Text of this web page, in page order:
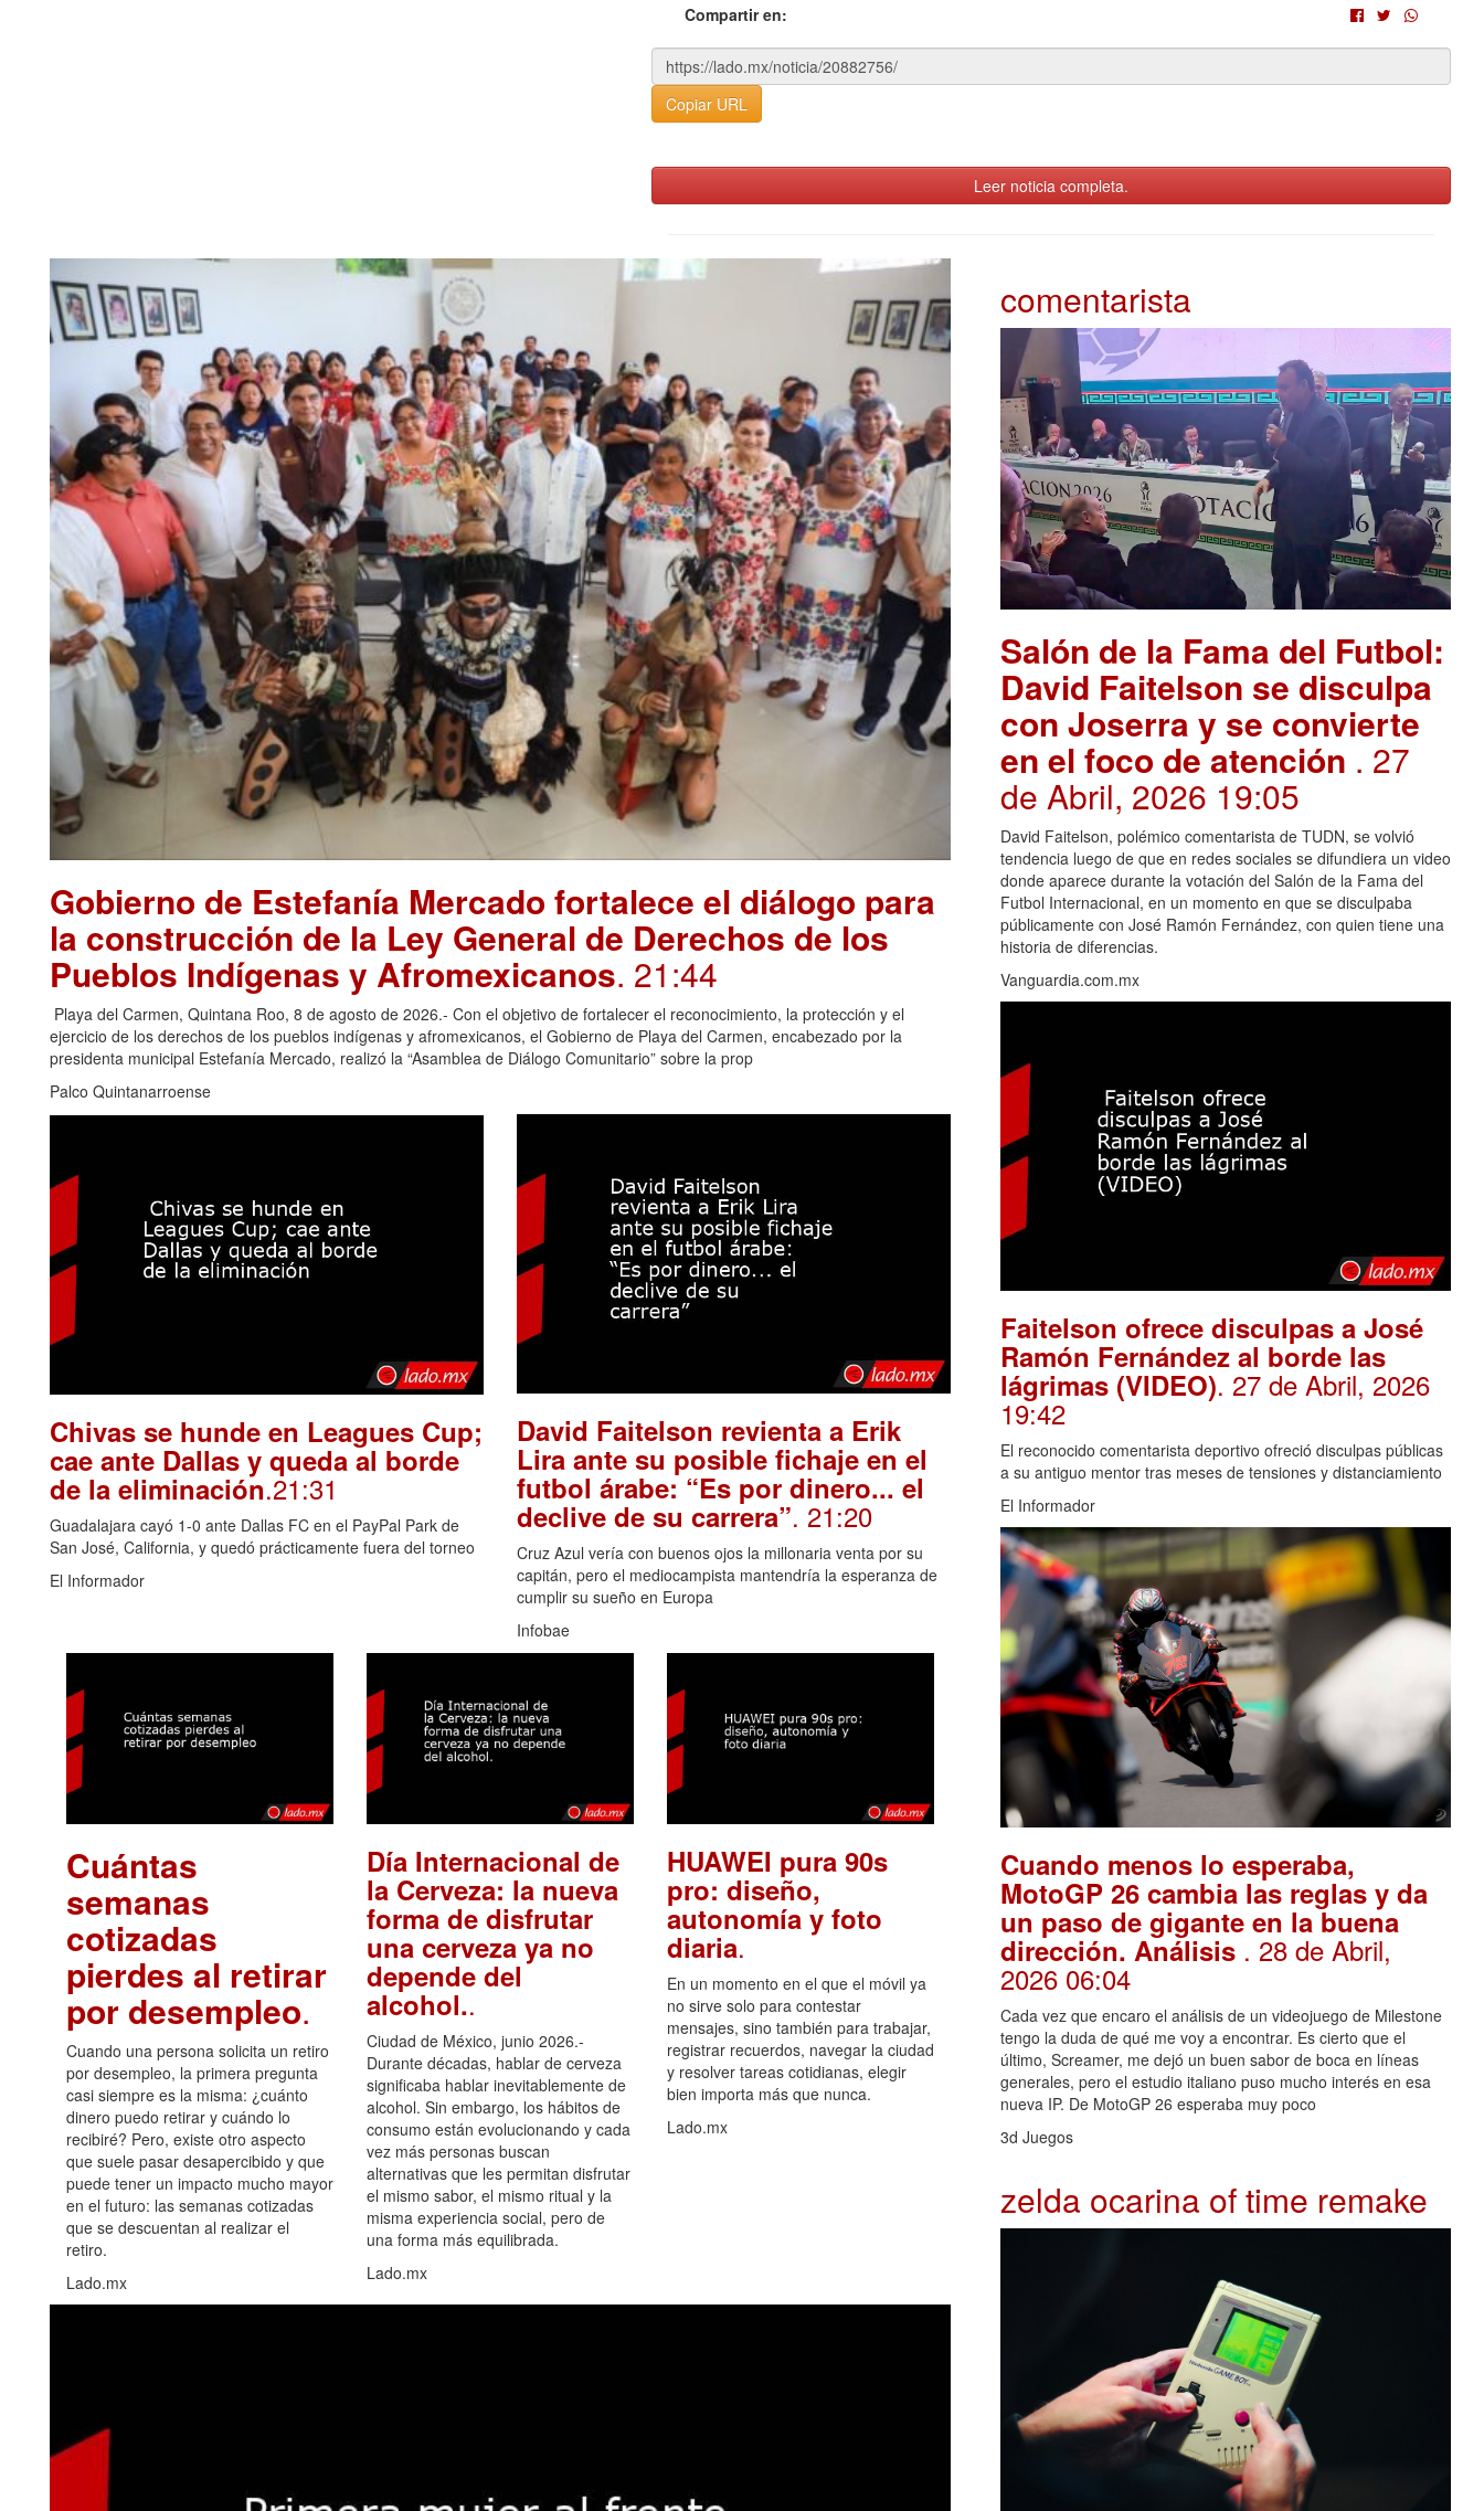
Compartir en:
Copiar URL
Leer noticia completa.
Gobierno de Estefanía Mercado fortalece el diálogo para
la construcción de la Ley General de Derechos de los
Pueblos Indígenas y Afromexicanos. 21:44
Playa del Carmen, Quintana Roo, 8 de agosto de 2026.- Con el objetivo de fortalecer el reconocimiento, la protección y el
ejercicio de los derechos de los pueblos indígenas y afromexicanos, el Gobierno de Playa del Carmen, encabezado por la
presidenta municipal Estefanía Mercado, realizó la “Asamblea de Diálogo Comunitario” sobre la prop
Palco Quintanarroense
Chivas se hunde en Leagues Cup;
cae ante Dallas y queda al borde
de la eliminación.21:31
Guadalajara cayó 1-0 ante Dallas FC en el PayPal Park de
San José, California, y quedó prácticamente fuera del torneo
El Informador
David Faitelson revienta a Erik
Lira ante su posible fichaje en el
futbol árabe: “Es por dinero... el
declive de su carrera”. 21:20
Cruz Azul vería con buenos ojos la millonaria venta por su
capitán, pero el mediocampista mantendría la esperanza de
cumplir su sueño en Europa
Infobae
Cuántas
semanas
cotizadas
pierdes al retirar
por desempleo.
Cuando una persona solicita un retiro
por desempleo, la primera pregunta
casi siempre es la misma: ¿cuánto
dinero puedo retirar y cuándo lo
recibiré? Pero, existe otro aspecto
que suele pasar desapercibido y que
puede tener un impacto mucho mayor
en el futuro: las semanas cotizadas
que se descuentan al realizar el
retiro.
Lado.mx
Día Internacional de
la Cerveza: la nueva
forma de disfrutar
una cerveza ya no
depende del
alcohol..
Ciudad de México, junio 2026.-
Durante décadas, hablar de cerveza
significaba hablar inevitablemente de
alcohol. Sin embargo, los hábitos de
consumo están evolucionando y cada
vez más personas buscan
alternativas que les permitan disfrutar
el mismo sabor, el mismo ritual y la
misma experiencia social, pero de
una forma más equilibrada.
Lado.mx
HUAWEI pura 90s
pro: diseño,
autonomía y foto
diaria.
En un momento en el que el móvil ya
no sirve solo para contestar
mensajes, sino también para trabajar,
registrar recuerdos, navegar la ciudad
y resolver tareas cotidianas, elegir
bien importa más que nunca.
Lado.mx
comentarista
Salón de la Fama del Futbol:
David Faitelson se disculpa
con Joserra y se convierte
en el foco de atención . 27
de Abril, 2026 19:05
David Faitelson, polémico comentarista de TUDN, se volvió
tendencia luego de que en redes sociales se difundiera un video
donde aparece durante la votación del Salón de la Fama del
Futbol Internacional, en un momento en que se disculpaba
públicamente con José Ramón Fernández, con quien tiene una
historia de diferencias.
Vanguardia.com.mx
Faitelson ofrece disculpas a José
Ramón Fernández al borde las
lágrimas (VIDEO). 27 de Abril, 2026
19:42
El reconocido comentarista deportivo ofreció disculpas públicas
a su antiguo mentor tras meses de tensiones y distanciamiento
El Informador
Cuando menos lo esperaba,
MotoGP 26 cambia las reglas y da
un paso de gigante en la buena
dirección. Análisis . 28 de Abril,
2026 06:04
Cada vez que encaro el análisis de un videojuego de Milestone
tengo la duda de qué me voy a encontrar. Es cierto que el
último, Screamer, me dejó un buen sabor de boca en líneas
generales, pero el estudio italiano puso mucho interés en esa
nueva IP. De MotoGP 26 esperaba muy poco
3d Juegos
zelda ocarina of time remake